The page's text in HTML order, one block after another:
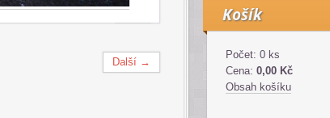
Další →
Košík
Počet: 0 ks
Cena: 0,00 Kč
Obsah košíku